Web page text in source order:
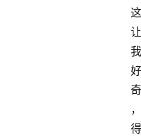
这
让
我
好
奇
，
得